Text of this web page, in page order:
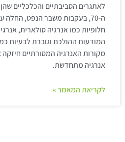
לאתגרים הסביבתיים והכלכליים
ה-70, בעקבות משבר הנפט, החלה
חלופיות כמו אנרגיה סולארית,
המודעות ההולכת וגוברת לבעיות
מקורות האנרגיה המסורתיים
אנרגיה מתחדשת.
לקריאת המאמר »